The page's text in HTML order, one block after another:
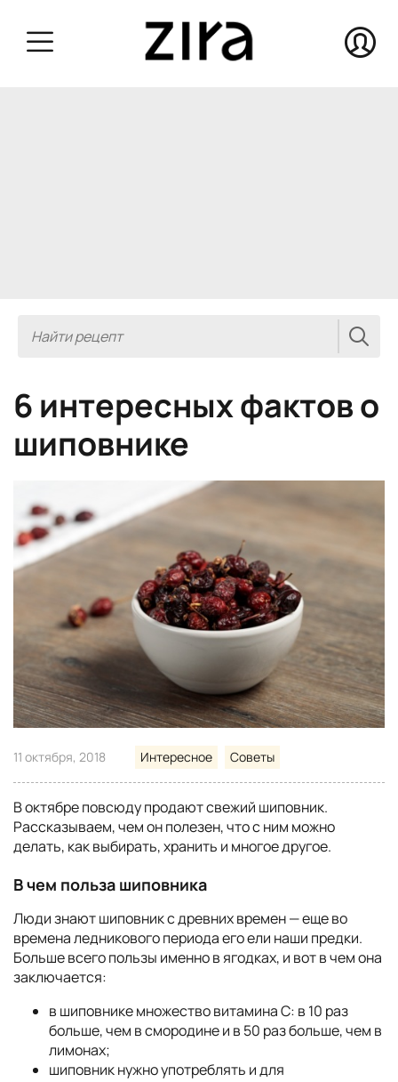
6 интересных фактов о
шиповнике
11 октября, 2018 Интересное Советы
В октябре повсюду продают свежий шиповник.
Рассказываем, чем он полезен, что с ним можно
делать, как выбирать, хранить и многое другое.
В чем польза шиповника
Люди знают шиповник с древних времен — еще во
времена ледникового периода его ели наши предки.
Больше всего пользы именно в ягодках, и вот в чем она
заключается:
в шиповнике множество витамина С: в 10 раз
больше, чем в смородине и в 50 раз больше, чем в
лимонах;
шиповник нужно употреблять и для